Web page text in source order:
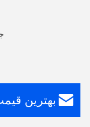
بهترین